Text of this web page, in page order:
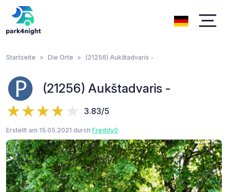
Startseite Die Orte (21256) Aukštadvaris -
(21256) Aukštadvaris -
3.83/5
Erstellt am 15.05.2021 durch Freddy0